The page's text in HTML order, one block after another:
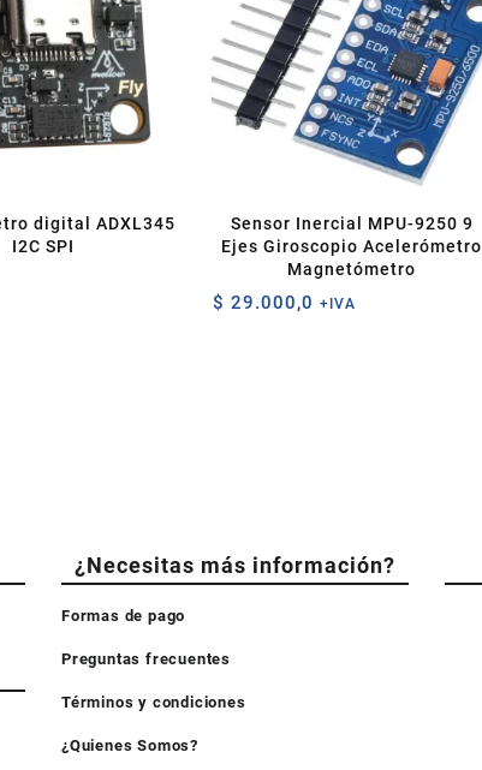
digital ADXL345
I2C SPI
Sensor Inercial MPU-9250 9
Ejes Giroscopio Acelerómetro
Magnetómetro
$ 29.000,0 +IVA
¿Necesitas más información?
Formas de pago
Preguntas frecuentes
Términos y condiciones
¿Quienes Somos?